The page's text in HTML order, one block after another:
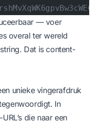
— voer
overal ter wereld
Dat is content-
unieke vingerafdruk
In
die naar een